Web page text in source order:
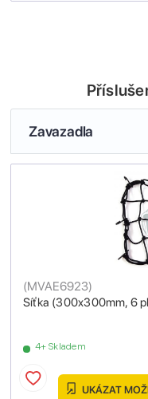
Zavazadla
Síťka (300x300mm, 6
(MVAE6923)
4+ Skladem
UKÁZAT